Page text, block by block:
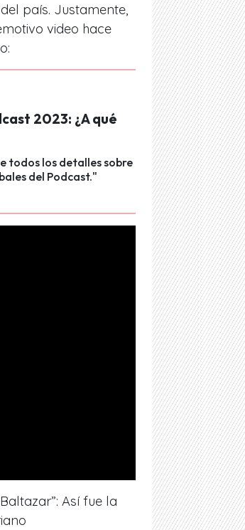
país. Justamente,
video hace
2023: ¿A qué
todos los detalles sobre
del Podcast."
Así fue la